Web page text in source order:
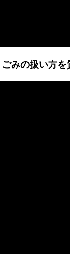
みの扱い方を